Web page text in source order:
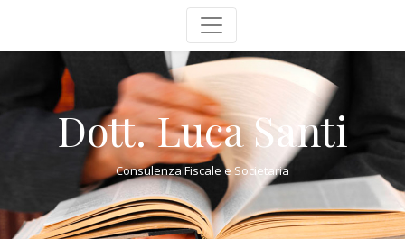
Dott. Luca Santi
Consulenza Fiscale e Societaria